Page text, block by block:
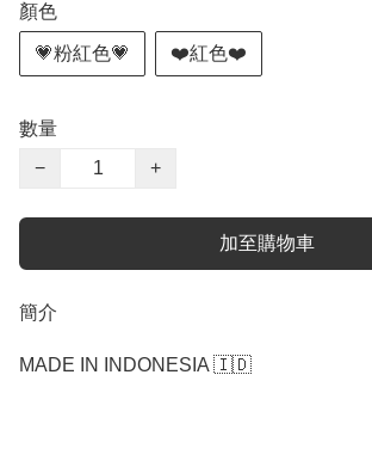
顏色
💗粉紅色💗 ❤️紅色❤️
數量
−
+
加至購物車
簡介
MADE IN INDONESIA 🇮🇩